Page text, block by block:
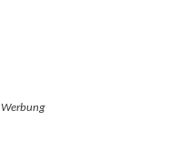
Werbung